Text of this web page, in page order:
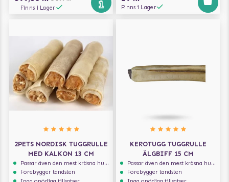
Finns i Lager Finns i Lager
2PETS NORDISK TUGGRULLE
MED KALKON 13 CM
Passar även den mest kräsna hunden
Förebygger tandsten
KEROTUGG TUGGRULLE
ÄLGBIFF 15 CM
Passar även den mest kräsna hunden
Förebygger tandsten